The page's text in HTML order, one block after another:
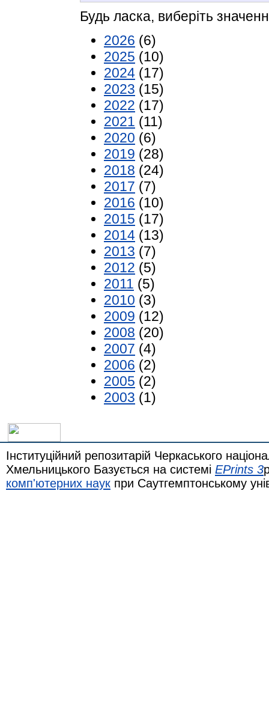
Будь ласка, виберіть
2026 (6)
2025 (10)
2024 (17)
2023 (15)
2022 (17)
2021 (11)
2020 (6)
2019 (28)
2018 (24)
2017 (7)
2016 (10)
2015 (17)
2014 (13)
2013 (7)
2012 (5)
2011 (5)
2010 (3)
2009 (12)
2008 (20)
2007 (4)
2006 (2)
2005 (2)
2003 (1)
Інституційний репозитарій Черкаського
Хмельницького Базується на системі EPrints 3
комп'ютерних наук при Саутгемптонському